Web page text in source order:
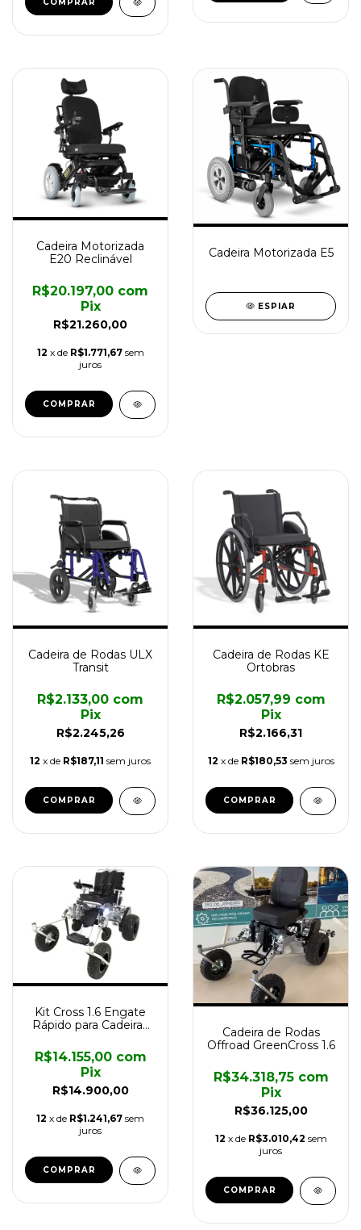
Cadeira Motorizada
E20 Reclinável
R$21.260,00
R$20.197,00 com
Pix
12 x de R$1.771,67 sem
juros
Cadeira Motorizada E5
ESPIAR
Cadeira de Rodas ULX
Transit
R$2.245,26
R$2.133,00 com
Pix
12 x de R$187,11 sem juros
COMPRAR
Cadeira de Rodas KE
Ortobras
R$2.166,31
R$2.057,99 com
Pix
12 x de R$180,53 sem juros
COMPRAR
Kit Cross 1.6 Engate
Rápido para Cadeiras
R$14.900,00
R$14.155,00 com
Pix
12 x de R$1.241,67 sem
juros
Cadeira de Rodas
Offroad GreenCross 1.6
R$36.125,00
R$34.318,75 com
Pix
12 x de R$3.010,42 sem
juros